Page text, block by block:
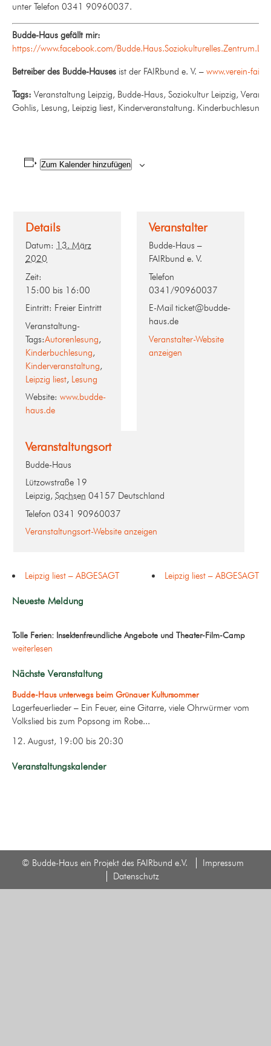
unter Telefon 0341 90960037.
Budde-Haus gefällt mir:
https://www.facebook.com/
Betreiber des Budde-Hauses ist der FAIRbund e. V. – www.verein-
Tags: Veranstaltung Leipzig, Budde-Haus, Soziokultur Leipzig,
Gohlis, Lesung, Leipzig liest, Kinderveranstaltung. Kinderbuchlesung
Zum Kalender hinzufügen
Details
Datum: 13. März
2020
Zeit:
15:00 bis 16:00
Eintritt: Freier Eintritt
Veranstaltung-
Tags:Autorenlesung,
Kinderbuchlesung,
Kinderveranstaltung,
Leipzig liest, Lesung
Website: www.budde-
haus.de
Veranstaltungsort
Budde-Haus
Lützowstraße 19
Leipzig, Sachsen 04157 Deutschland
Telefon 0341 90960037
Veranstaltungsort-Website anzeigen
Veranstalter
Budde-Haus –
FAIRbund e. V.
Telefon
0341/90960037
E-Mail ticket@budde-
haus.de
Veranstalter-Website
anzeigen
Leipzig liest – ABGESAGT Leipzig liest – ABGESAGT
Neueste Meldung
Tolle Ferien: Insektenfreundliche Angebote und Theater-Film-Camp
weiterlesen
Nächste Veranstaltung
Budde-Haus unterwegs beim Grünauer Kultursommer
Lagerfeuerlieder – Ein Feuer, eine Gitarre, viele Ohrwürmer vom
Volkslied bis zum Popsong im Robe...
12. August, 19:00 bis 20:30
Veranstaltungskalender
© Budde-Haus ein Projekt des FAIRbund e.V.
Impressum
Datenschutz